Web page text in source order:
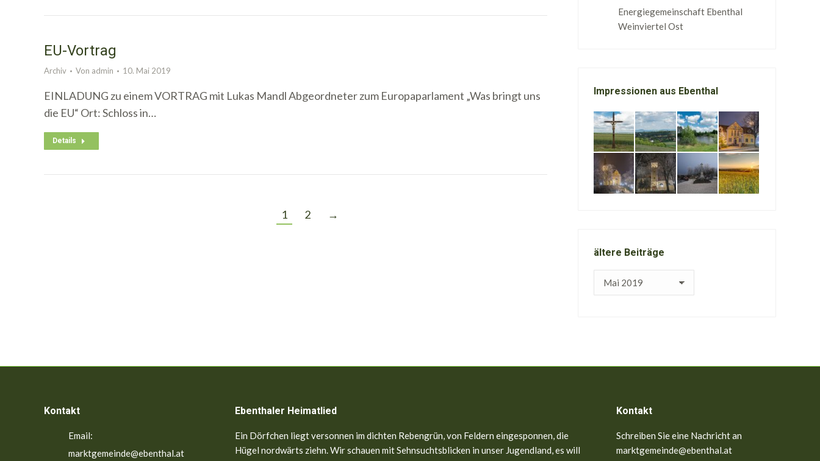
EU-Vortrag
Archiv Von admin 10. Mai 2019
EINLADUNG zu einem VORTRAG mit Lukas Mandl Abgeordneter zum Europaparlament „Was bringt uns
die EU“ Ort: Schloss in…
Details
1 2 →
Energiegemeinschaft Ebenthal
Weinviertel Ost
Impressionen aus Ebenthal
ältere Beiträge
Kontakt
Email:
marktgemeinde@ebenthal.at
Ebenthaler Heimatlied
Ein Dörfchen liegt versonnen im dichten Rebengrün, von Feldern eingesponnen, die
Hügel nordwärts ziehn. Wir schauen mit Sehnsuchtsblicken in unser Jugendland, es will
Kontakt
Schreiben Sie eine Nachricht an
marktgemeinde@ebenthal.at